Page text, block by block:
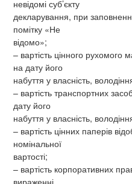
невідомі суб’єкту
декларування, при
помітку «Не
відомо»;
– вартість цінного рухомого
на дату його
набуття у власність,
– вартість транспортних
дату його
набуття у власність,
– вартість цінних паперів
номінальної
вартості;
– вартість корпоративних